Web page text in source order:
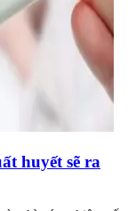
huyết sẽ ra